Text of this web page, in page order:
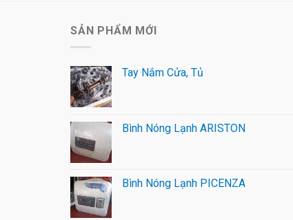
SẢN PHẨM MỚI
Tay Nắm Cửa, Tủ
Bình Nóng Lạnh ARISTON
Bình Nóng Lạnh PICENZA